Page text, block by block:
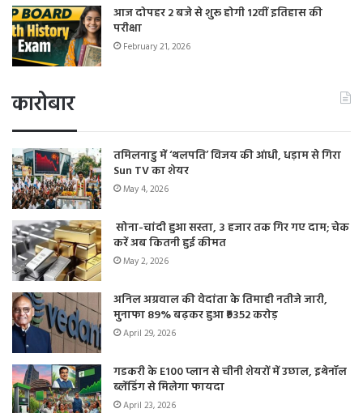
आज दोपहर 2 बजे से शुरू होगी 12वीं इतिहास की
परीक्षा
February 21, 2026
कारोबार
तमिलनाडु में ‘थलपति’ विजय की आंधी, धड़ाम से गिरा
Sun TV का शेयर
May 4, 2026
सोना-चांदी हुआ सस्ता, 3 हजार तक गिर गए दाम; चेक
करें अब कितनी हुई कीमत
May 2, 2026
अनिल अग्रवाल की वेदांता के तिमाही नतीजे जारी,
मुनाफा 89% बढ़कर हुआ ₹9352 करोड़
April 29, 2026
गडकरी के E100 प्लान से चीनी शेयरों में उछाल, इथेनॉल
ब्लेंडिंग से मिलेगा फायदा
April 23, 2026